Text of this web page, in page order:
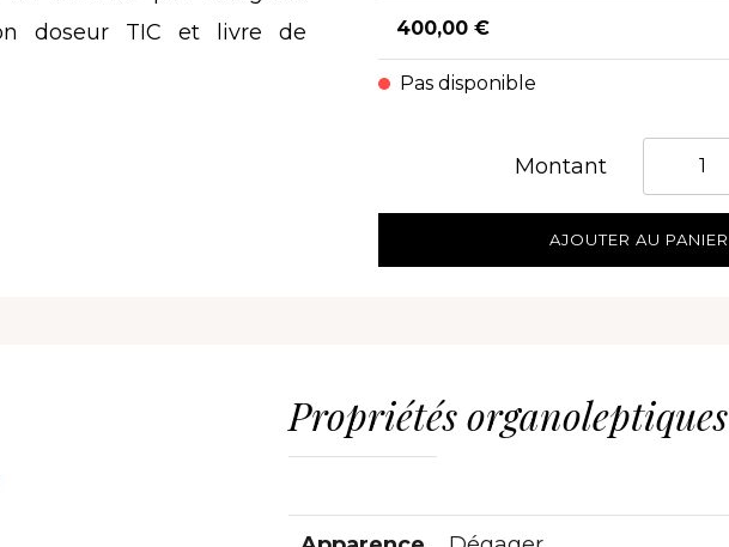
doseur TIC et livre de
400,00 €
Pas disponible
Montant Quantità
AJOUTER AU PANIER
Propriétés organoleptiques